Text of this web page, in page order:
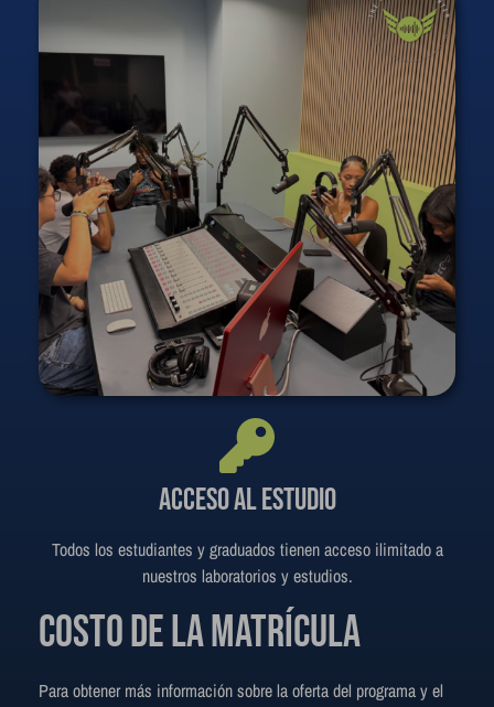
Acceso al estudio
Todos los estudiantes y graduados tienen acceso ilimitado a
nuestros laboratorios y estudios.
Costo de la matrícula
Para obtener más información sobre la oferta del programa y el